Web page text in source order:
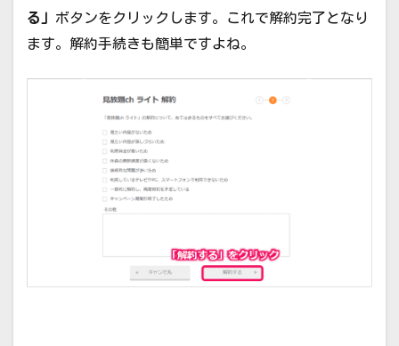
る」 ボタンをクリックします。これで解約完了となり
ます。解約手続きも簡単ですよね。